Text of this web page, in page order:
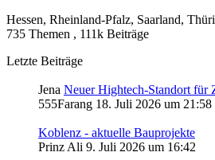
Hessen, Rheinland-Pfalz, Saarland,
735 Themen , 111k Beiträge
Letzte Beiträge
Jena Neuer Hightech-Standort für
555Farang 18. Juli 2026 um 21:58
Koblenz - aktuelle Bauprojekte
Prinz Ali 9. Juli 2026 um 16:42